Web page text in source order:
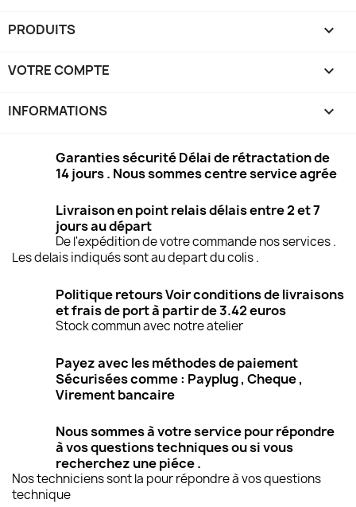
PRODUITS 
VOTRE COMPTE 
INFORMATIONS keyboard_arrow_down
Garanties sécurité Délai de rétractation de
14 jours . Nous sommes centre service agrée
Livraison en point relais délais entre 2 et 7
jours au départ
De l'expédition de votre commande nos services .
Les delais indiqués sont au depart du colis .
Politique retours Voir conditions de livraisons
et frais de port à partir de 3.42 euros
Stock commun avec notre atelier
Payez avec les méthodes de paiement
Sécurisées comme : Payplug , Cheque ,
Virement bancaire
Nous sommes à votre service pour répondre
à vos questions techniques ou si vous
recherchez une piéce .
Nos techniciens sont la pour répondre à vos questions
technique